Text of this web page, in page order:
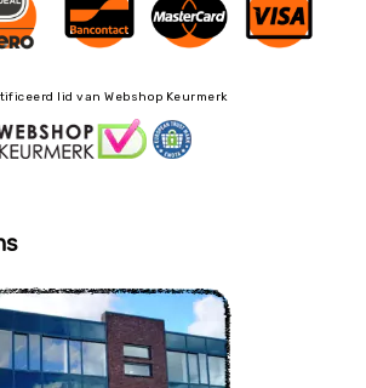
Yoga
Yogamat
lid van Webshop Keurmerk